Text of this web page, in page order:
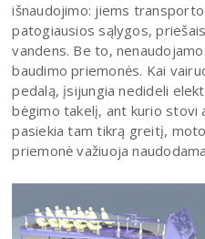
išnaudojimo: jiems
patogiausios sąlygos,
vandens. Be to,
baudimo priemonės. Kai
pedalą, įsijungia nedideli
bėgimo takelį, ant kurio stovi
pasiekia tam tikrą greitį,
priemonė važiuoja